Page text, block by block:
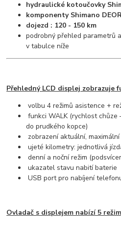
hydraulické kotoučovky
komponenty Shimano
dojezd : 120 - 150 km
podrobný přehled parametrů
v tabulce níže
Přehledný LCD displej zobrazuje
volbu 4 režimů asistence +
funkci WALK (rychlost chůze
do prudkého kopce)
zobrazení aktuální,
ujeté kilometry: jednotlivá
denní a noční režim
ukazatel stavu nabití baterie
USB port pro nabíjení
Ovladač s displejem nabízí 5